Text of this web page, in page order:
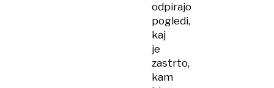
odpirajo
pogledi,
kaj
je
zastrto,
kam